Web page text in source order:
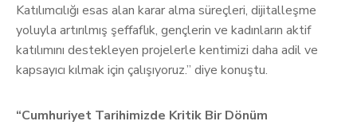
Katılımcılığı esas alan karar alma süreçleri, dijitalleşme
yoluyla artırılmış şeffaflık, gençlerin ve kadınların aktif
katılımını destekleyen projelerle kentimizi daha adil ve
kapsayıcı kılmak için çalışıyoruz.” diye konuştu.
“Cumhuriyet Tarihimizde Kritik Bir Dönüm